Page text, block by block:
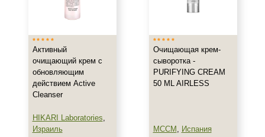
Показать еще
Тип товара
Крем
Масло
Показать еще
Активный
очищающий крем с
обновляющим
действием Active
Cleanser
HIKARI Laboratories,
Израиль
Очищающая крем-
сыворотка -
PURIFYING CREAM
50 ML AIRLESS
MCCM , Испания